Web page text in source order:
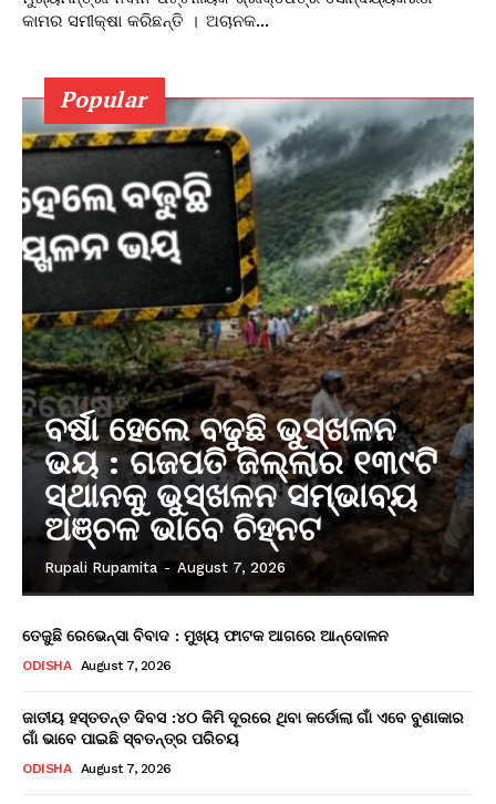
କାମର ସମୀକ୍ଷା କରିଛନ୍ତି । ଅଚାନକ...
Popular
ବର୍ଷା ହେଲେ ବଢୁଛି ଭୁସ୍ଖଳନ
ଭୟ : ଗଜପତି ଜିଲ୍ଲାର ୧୩୯ଟି
ସ୍ଥାନକୁ ଭୁସ୍ଖଳନ ସମ୍ଭାବ୍ୟ
ଅଞ୍ଚଳ ଭାବେ ଚିହ୍ନଟ
Rupali Rupamita - August 7, 2026
ତେଜୁଛି ରେଭେନ୍ସା ବିବାଦ : ମୁଖ୍ୟ ଫାଟକ ଆଗରେ ଆନ୍ଦୋଳନ
ODISHA August 7, 2026
ଜାତୀୟ ହସ୍ତତନ୍ତ ଦିବସ :୪୦ କିମି ଦୂରରେ ଥିବା କର୍ଡୋଲା ଗାଁ ଏବେ ବୁଣାକାର
ଗାଁ ଭାବେ ପାଇଛି ସ୍ବତନ୍ତ୍ର ପରିଚୟ
ODISHA August 7, 2026